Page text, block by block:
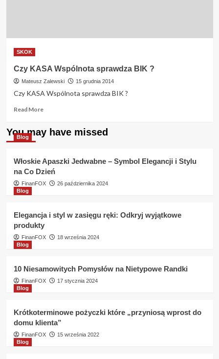
SKOK
Czy KASA Wspólnota sprawdza BIK ?
Mateusz Zalewski 15 grudnia 2014
Czy KASA Wspólnota sprawdza BIK ?
Read MoreRead
about
Czy
sprawdza
BIK
?
You may have missed
Blog
Włoskie Apaszki Jedwabne – Symbol Elegancji i Stylu
na Co Dzień
FinanFOX
26 października 2024
Blog
Elegancja i styl w zasięgu ręki: Odkryj wyjątkowe
produkty
FinanFOX
18 września 2024
Blog
10 Niesamowitych Pomysłów na Nietypowe Randki
FinanFOX
17 stycznia 2024
Blog
Krótkoterminowe pożyczki które „przyniosą wprost do
domu klienta”
FinanFOX
15 września 2022
Blog